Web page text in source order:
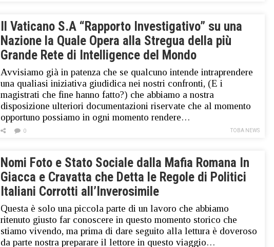
Il Vaticano S.A “Rapporto Investigativo” su una
Nazione la Quale Opera alla Stregua della più
Grande Rete di Intelligence del Mondo
Avvisiamo già in patenza che se qualcuno intende intraprendere
una qualiasi iniziativa giudidica nei nostri confronti, (E i
magistrati che fine hanno fatto?) che abbiamo a nostra
disposizione ulteriori documentazioni riservate che al momento
opportuno possiamo in ogni momento rendere…
TOBA NEWS
0
Nomi Foto e Stato Sociale dalla Mafia Romana In
Giacca e Cravatta che Detta le Regole di Politici
Italiani Corrotti all’Inverosimile
Questa è solo una piccola parte di un lavoro che abbiamo
ritenuto giusto far conoscere in questo momento storico che
stiamo vivendo, ma prima di dare seguito alla lettura è doveroso
da parte nostra preparare il lettore in questo viaggio…